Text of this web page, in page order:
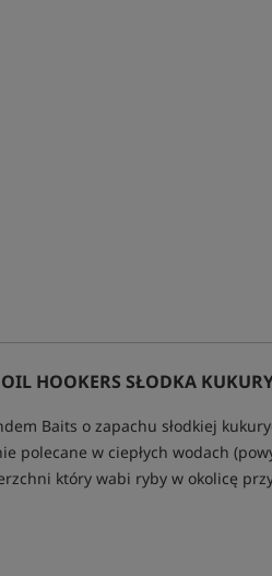
HOOKERS SŁODKA
Baits o zapachu słodkiej
polecane w ciepłych wodach
który wabi ryby w okolicę